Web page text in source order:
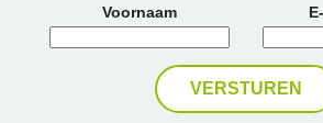
Voornaam